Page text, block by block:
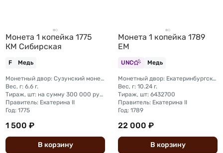
Монета 1 копейка 1775
КМ Сибирская
F Медь
Монетный двор: Сузунский монетный двор (Сибирь)
Вес, г: 6.6 г.
Тираж, шт: на сумму 300 000 рублей (сумма 10 копеек + 5 копеек +2 копейки + 1 копейка + денга + полушка)
Правитель: Екатерина II
Год: 1775
1 500 ₽
В корзину
Монета 1 копейка 1789
ЕМ
UNC Медь
Монетный двор: Екатеринбургский монетный двор
Вес, г: 10.24 г.
Тираж, шт: 6432700
Правитель: Екатерина II
Год: 1789
22 000 ₽
В корзину